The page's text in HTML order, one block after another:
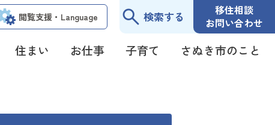
閲覧支援・ Language 検索する
移住相談
お問い合わせ
住まい お仕事 子育て さぬき市のこと